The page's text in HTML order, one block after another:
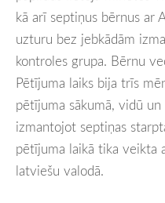
kā arī septiņus bērnus ar
uzturu bez jebkādām
kontroles grupa. Bērnu
Pētījuma laiks bija trīs
pētījuma sākumā, vidū
izmantojot septiņas
pētījuma laikā tika veikta
latviešu valodā.